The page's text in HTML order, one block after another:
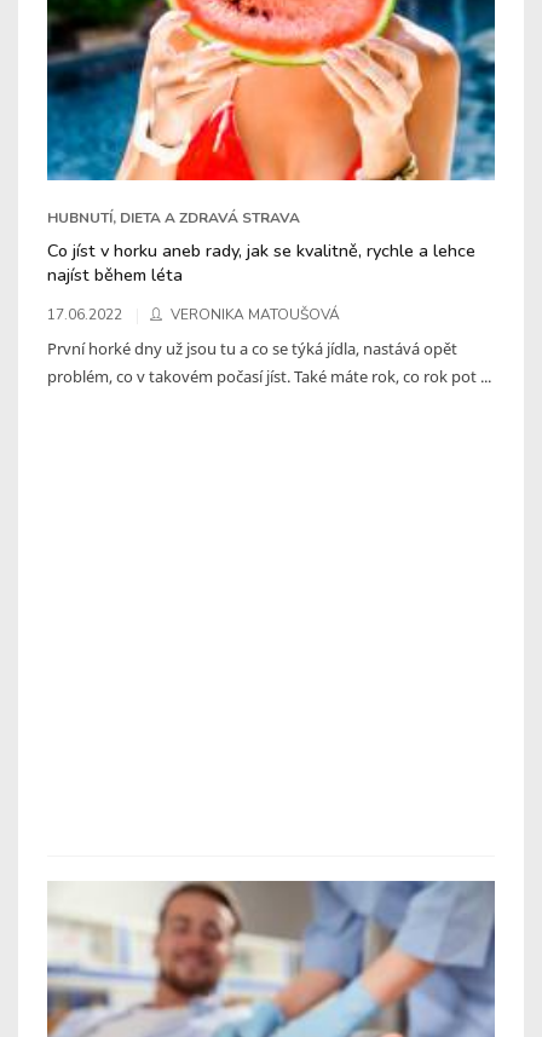
HUBNUTÍ, DIETA A ZDRAVÁ STRAVA
Co jíst v horku aneb rady, jak se kvalitně, rychle a lehce
najíst během léta
17.06.2022 VERONIKA MATOUŠOVÁ
První horké dny už jsou tu a co se týká jídla, nastává opět
problém, co v takovém počasí jíst. Také máte rok, co rok pot ...